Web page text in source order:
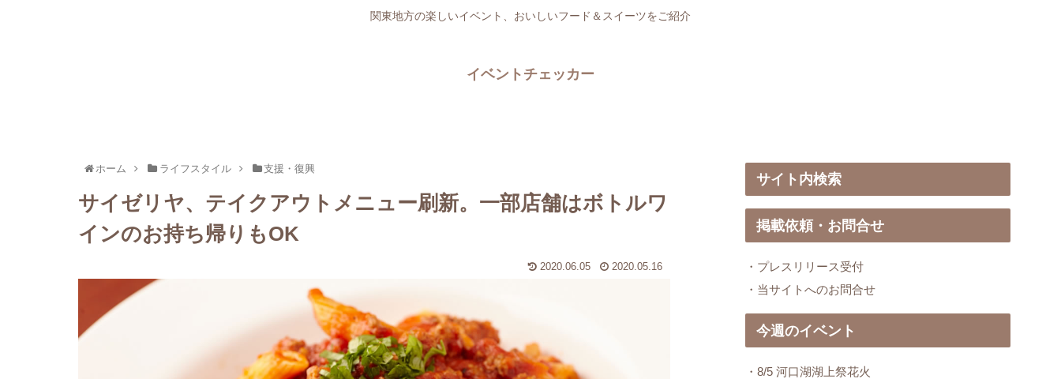
関東地方の楽しいイベント、おいしいフード＆スイーツをご紹介
イベントチェッカー
ホーム ライフスタイル 支援・復興
サイゼリヤ、テイクアウトメニュー刷新。一部店舗はボトルワ
インのお持ち帰りもOK
2020.06.05 2020.05.16
サイト内検索
掲載依頼・お問合せ
・プレスリリース受付
・当サイトへのお問合せ
今週のイベント
・8/5 河口湖湖上祭花火